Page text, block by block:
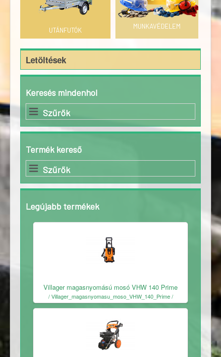
UTÁNFUTÓK
MUNKAVÉDELEM
Letöltések
Keresés mindenhol
Szűrők
Termék kereső
Szűrők
Legújabb termékek
Villager magasnyomású mosó VHW 140 Prime
/ Villager_magasnyomasu_moso_VHW_140_Prime /